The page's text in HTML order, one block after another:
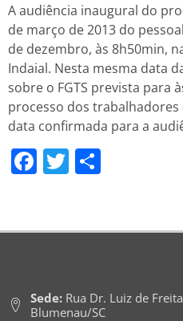
A audiência inaugural do
de março de 2013 do
de dezembro, às 8h50min,
Indaial. Nesta mesma data
sobre o FGTS prevista para
processo dos
data confirmada para a
Facebook
Twitter
Sede:Rua Dr. Luiz de
Blumenau/SC